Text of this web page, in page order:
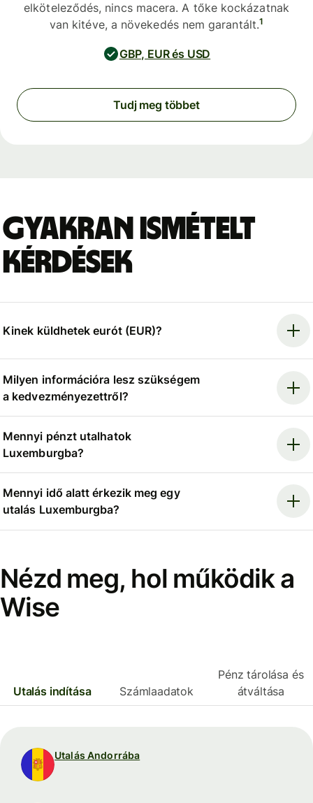
elköteleződés, nincs macera. A tőke kockázatnak
van kitéve, a növekedés nem garantált.1
GBP, EUR és USD
Tudj meg többet
Gyakran ismételt
kérdések
Kinek küldhetek eurót (EUR)?
Milyen információra lesz szükségem
a kedvezményezettről?
Mennyi pénzt utalhatok
Luxemburgba?
Mennyi idő alatt érkezik meg egy
utalás Luxemburgba?
Nézd meg, hol működik a
Wise
Utalás indítása Számlaadatok
Pénz tárolása és
átváltása
Utalás Andorrába